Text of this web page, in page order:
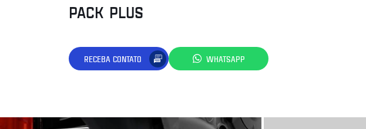
PACK PLUS
RECEBA CONTATO WHATSAPP